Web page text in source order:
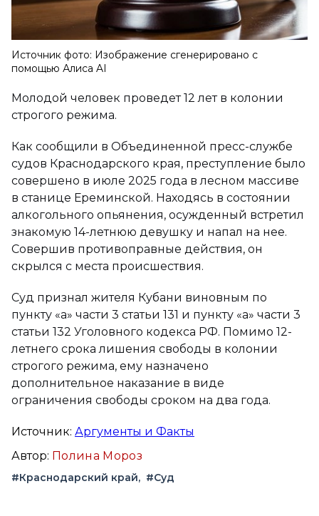
Источник фото: Изображение сгенерировано с
помощью Алиса AI
Молодой человек проведет 12 лет в колонии
строгого режима.
Как сообщили в Объединенной пресс-службе
судов Краснодарского края, преступление было
совершено в июле 2025 года в лесном массиве
в станице Ереминской. Находясь в состоянии
алкогольного опьянения, осужденный встретил
знакомую 14-летнюю девушку и напал на нее.
Совершив противоправные действия, он
скрылся с места происшествия.
Суд признал жителя Кубани виновным по
пункту «а» части 3 статьи 131 и пункту «а» части 3
статьи 132 Уголовного кодекса РФ. Помимо 12-
летнего срока лишения свободы в колонии
строгого режима, ему назначено
дополнительное наказание в виде
ограничения свободы сроком на два года.
Источник: Аргументы и Факты
Автор: Полина Мороз
#Краснодарский край #Суд